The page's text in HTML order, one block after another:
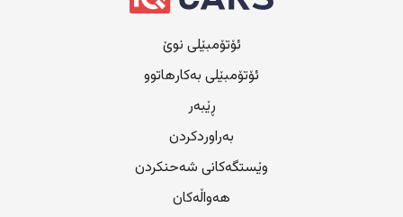
ئۆتۆمبێلی نوێ
ئۆتۆمبێلی بەکارهاتوو
ڕێبەر
بەراوردکردن
وێستگەکانی شەحنکردن
هەواڵەکان